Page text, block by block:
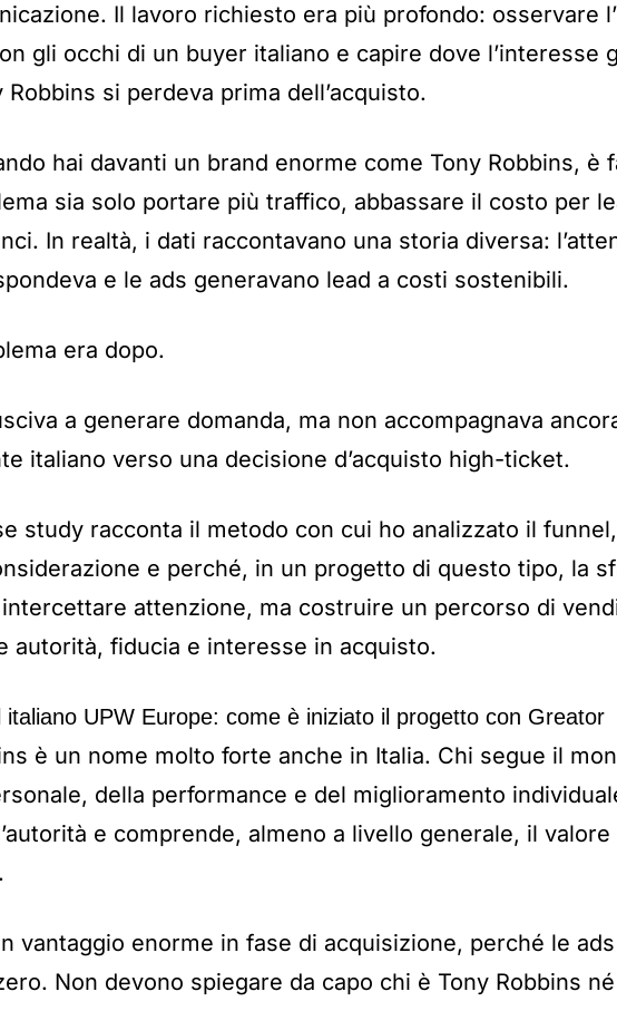
Il lavoro richiesto era più profondo: osservare
gli occhi di un buyer italiano e capire dove l’interesse
Robbins si perdeva prima dell’acquisto.
hai davanti un brand enorme come Tony Robbins, è
sia solo portare più traffico, abbassare il costo per
In realtà, i dati raccontavano una storia diversa:
e le ads generavano lead a costi sostenibili.
era dopo.
a generare domanda, ma non accompagnava
italiano verso una decisione d’acquisto high-ticket.
study racconta il metodo con cui ho analizzato il
e perché, in un progetto di questo tipo, la
attenzione, ma costruire un percorso di
autorità, fiducia e interesse in acquisto.
italiano UPW Europe: come è iniziato il progetto con Greator
è un nome molto forte anche in Italia. Chi segue il
della performance e del miglioramento
e comprende, almeno a livello generale, il
vantaggio enorme in fase di acquisizione, perché le
Non devono spiegare da capo chi è Tony Robbins